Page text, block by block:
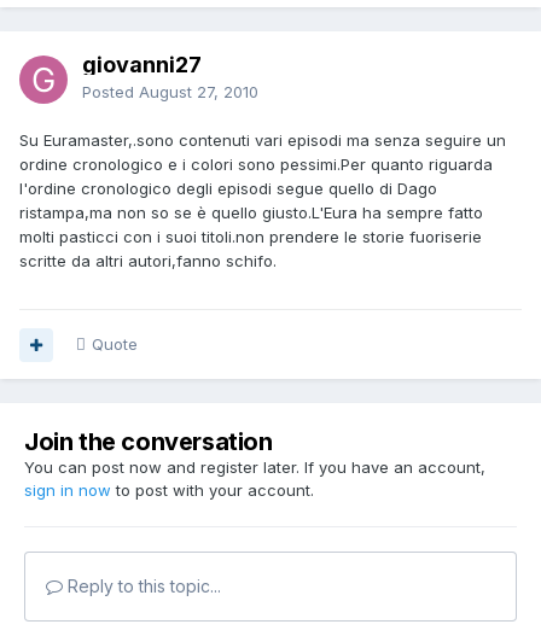
giovanni27
Posted August 27, 2010
Su Euramaster,.sono contenuti vari episodi ma senza seguire un
ordine cronologico e i colori sono pessimi.Per quanto riguarda
l'ordine cronologico degli episodi segue quello di Dago
ristampa,ma non so se è quello giusto.L'Eura ha sempre fatto
molti pasticci con i suoi titoli.non prendere le storie fuoriserie
scritte da altri autori,fanno schifo.
Quote
Join the conversation
You can post now and register later. If you have an account,
sign in now to post with your account.
Reply to this topic...